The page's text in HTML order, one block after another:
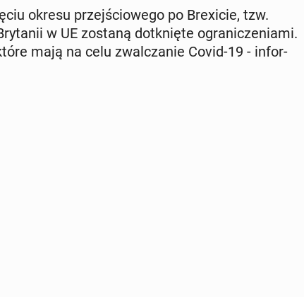
okresu przej­ścio­we­go po Bre­xi­cie, tzw.
w UE zostaną do­tknię­te ogra­ni­cze­nia­mi.
mają na celu zwal­cza­nie Covid-19 - in­for­